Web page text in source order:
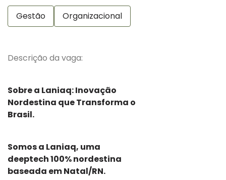
Gestão Organizacional
Descrição da vaga:
Sobre a Laniaq: Inovação
Nordestina que Transforma o
Brasil.
Somos a Laniaq, uma
deeptech 100% nordestina
baseada em Natal/RN.